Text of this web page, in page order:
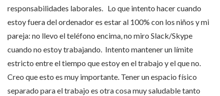
responsabilidades laborales. Lo que intento hacer cuando
estoy fuera del ordenador es estar al 100% con los niños y mi
pareja: no llevo el teléfono encima, no miro Slack/Skype
cuando no estoy trabajando. Intento mantener un límite
estricto entre el tiempo que estoy en el trabajo y el que no.
Creo que esto es muy importante. Tener un espacio físico
separado para el trabajo es otra cosa muy saludable tanto